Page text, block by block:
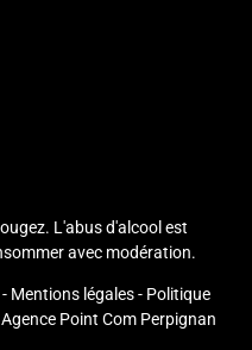
L'abus d'alcool est
avec modération.
Mentions légales- Politique
Agence Point Com Perpignan